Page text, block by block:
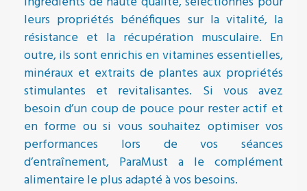
leurs propriétés bénéfiques sur la vitalité, la
résistance et la récupération musculaire. En
outre, ils sont enrichis en vitamines essentielles,
minéraux et extraits de plantes aux propriétés
stimulantes et revitalisantes. Si vous avez
besoin d’un coup de pouce pour rester actif et
en forme ou si vous souhaitez optimiser vos
performances lors de vos séances
d’entraînement, ParaMust a le complément
alimentaire le plus adapté à vos besoins.